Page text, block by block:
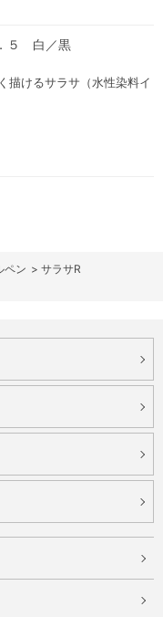
５ 白／黒
描けるサラサ（水性染料イ
ペン > サラサR